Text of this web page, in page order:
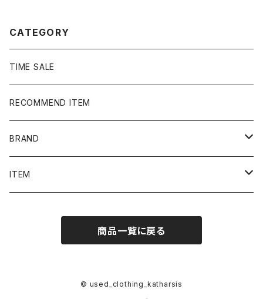
CATEGORY
TIME SALE
RECOMMEND ITEM
BRAND
NIKE
Ralph Lauren/Polo Sport
ITEM
商品一覧に戻る
© used_clothing_katharsis